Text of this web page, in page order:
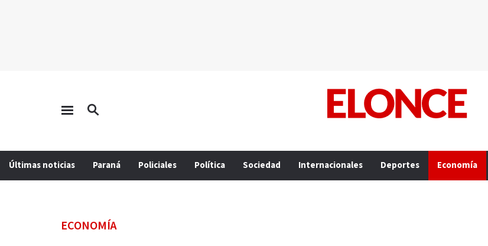
Últimas noticias Paraná Policiales Política Sociedad Internacionales Deportes Economía
ECONOMÍA